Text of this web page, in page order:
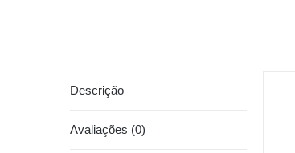
Descrição
Avaliações (0)